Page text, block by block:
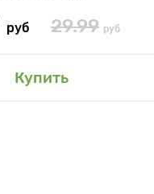
руб 29.99 руб
Купить